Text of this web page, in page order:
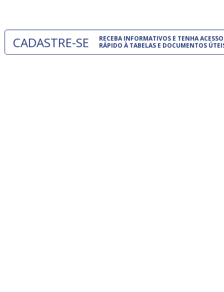
CADASTRE-SE
RECEBA INFORMATIVOS E TENHA ACESSO
RÁPIDO À TABELAS E DOCUMENTOS